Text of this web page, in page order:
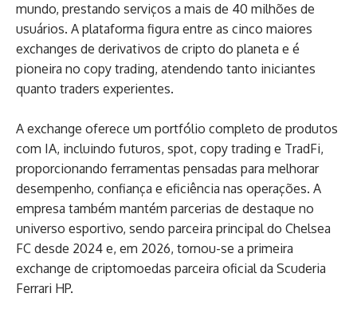
mundo, prestando serviços a mais de 40 milhões de
usuários. A plataforma figura entre as cinco maiores
exchanges de derivativos de cripto do planeta e é
pioneira no copy trading, atendendo tanto iniciantes
quanto traders experientes.
A exchange oferece um portfólio completo de produtos
com IA, incluindo futuros, spot, copy trading e TradFi,
proporcionando ferramentas pensadas para melhorar
desempenho, confiança e eficiência nas operações. A
empresa também mantém parcerias de destaque no
universo esportivo, sendo parceira principal do Chelsea
FC desde 2024 e, em 2026, tornou-se a primeira
exchange de criptomoedas parceira oficial da Scuderia
Ferrari HP.